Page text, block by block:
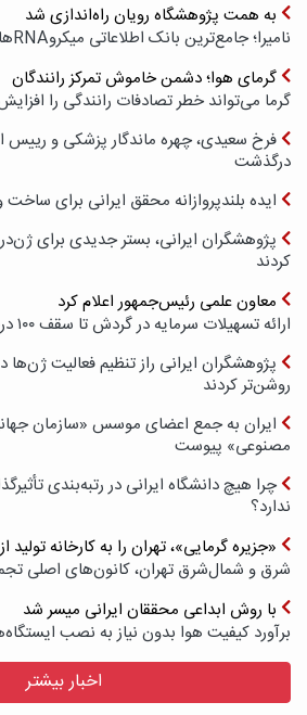
به همت پژوهشگاه رویان راه‌اندازی شد
نامیرا؛ جامع‌ترین بانک اطلاعاتی میکروRNAهای مرتبط با سرطان
گرمای هوا؛ دشمن خاموش تمرکز رانندگان
گرما می‌تواند خطر تصادفات رانندگی را
فرخ سعیدی، چهره ماندگار پزشکی و رییس
درگذشت
ایده بلندپروازانه محقق ایرانی برای ساخت
پژوهشگران ایرانی، بستر جدیدی برای
کردند
معاون علمی رئیس‌جمهور اعلام کرد
ارائه تسهیلات سرمایه در گردش تا سقف ۱۰۰ درصد فروش دانش‌بنیان‌ها
پژوهشگران ایرانی راز تنظیم فعالیت
روشن‌تر کردند
ایران به جمع اعضای موسس «سازمان
مصنوعی» پیوست
ندارد؟
«جزیره گرمایی»، تهران را به کارخانه
شرق و شمال‌شرق تهران، کانون‌های اصلی
با روش ابداعی محققان ایرانی میسر شد
برآورد کیفیت هوا بدون نیاز به نصب
اخبار بیشتر